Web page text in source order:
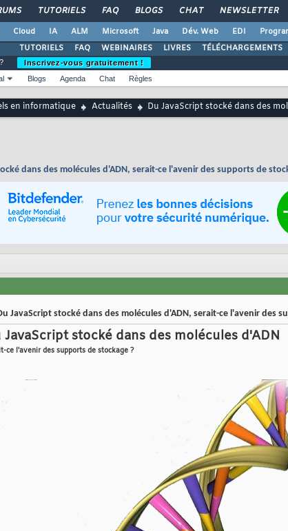
TUTORIELS FAQ BLOGS CHAT NEWSLETTER
Cloud IA ALM Microsoft Java Dév. Web EDI
TUTORIELS
FAQ WEBINAIRES LIVRES TÉLÉCHARGEMENTS
Inscrivez-vous gratuitement !
Blogs Agenda Chat Règles
en informatique Actualités Du JavaScript stocké dans des
dans des molécules d'ADN, serait-ce l'avenir des supports de
JavaScript stocké dans des molécules d'ADN, serait-ce l'avenir des
JavaScript stocké dans des molécules d'ADN
ce l'avenir des supports de stockage ?